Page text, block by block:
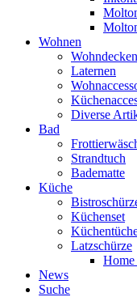
Wohnen
Wohndecken
Laternen
Diverse
Bad
Strandtuch
Badematte
Küche
Küchenset
Latzschürze
News
Suche